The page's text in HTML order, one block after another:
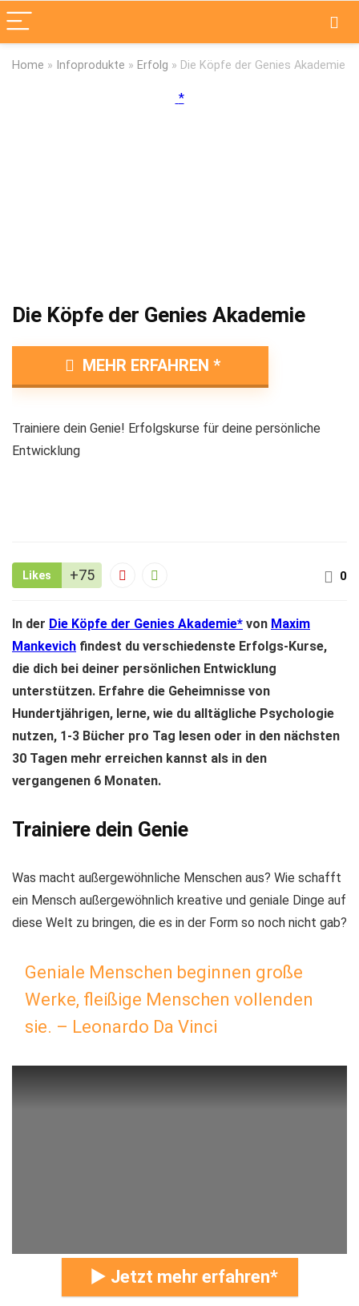
Home » Infoprodukte » Erfolg » Die Köpfe der Genies Akademie
Die Köpfe der Genies Akademie
MEHR ERFAHREN
Trainiere dein Genie! Erfolgskurse für deine persönliche
Entwicklung
0
Likes +75
In der Die Köpfe der Genies Akademie von Maxim
Mankevich findest du verschiedenste Erfolgs-Kurse,
die dich bei deiner persönlichen Entwicklung
unterstützen. Erfahre die Geheimnisse von
Hundertjährigen, lerne, wie du alltägliche Psychologie
nutzen, 1-3 Bücher pro Tag lesen oder in den nächsten
30 Tagen mehr erreichen kannst als in den
vergangenen 6 Monaten.
Trainiere dein Genie
Was macht außergewöhnliche Menschen aus? Wie schafft
ein Mensch außergewöhnlich kreative und geniale Dinge auf
diese Welt zu bringen, die es in der Form so noch nicht gab?
Geniale Menschen beginnen große
Werke, fleißige Menschen vollenden
sie. – Leonardo Da Vinci
► Jetzt mehr erfahren